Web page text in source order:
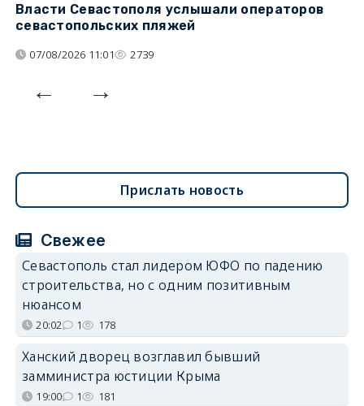
Власти Севастополя услышали операторов
севастопольских пляжей
07/08/2026 11:01 2739
Прислать новость
Свежее
Севастополь стал лидером ЮФО по падению
строительства, но с одним позитивным
нюансом
20:02 1 178
Ханский дворец возглавил бывший
замминистра юстиции Крыма
19:00 1 181